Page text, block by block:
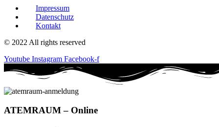
Impressum
Datenschutz
Kontakt
© 2022 All rights reserved
Youtube Instagram Facebook-f
ATEMRAUM– Online